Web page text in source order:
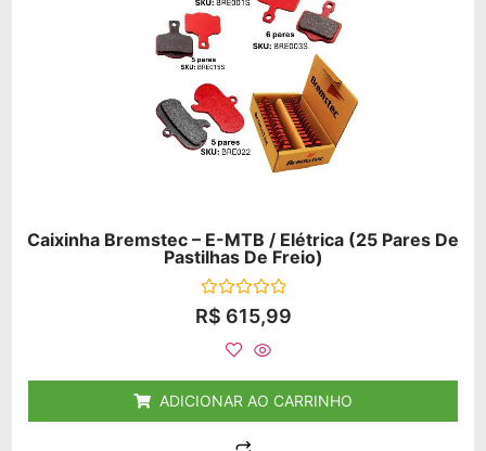
Caixinha Bremstec – E-MTB / Elétrica (25 Pares De
Pastilhas De Freio)
Avaliação
0
R$ 615,99
ADICIONAR AO CARRINHO